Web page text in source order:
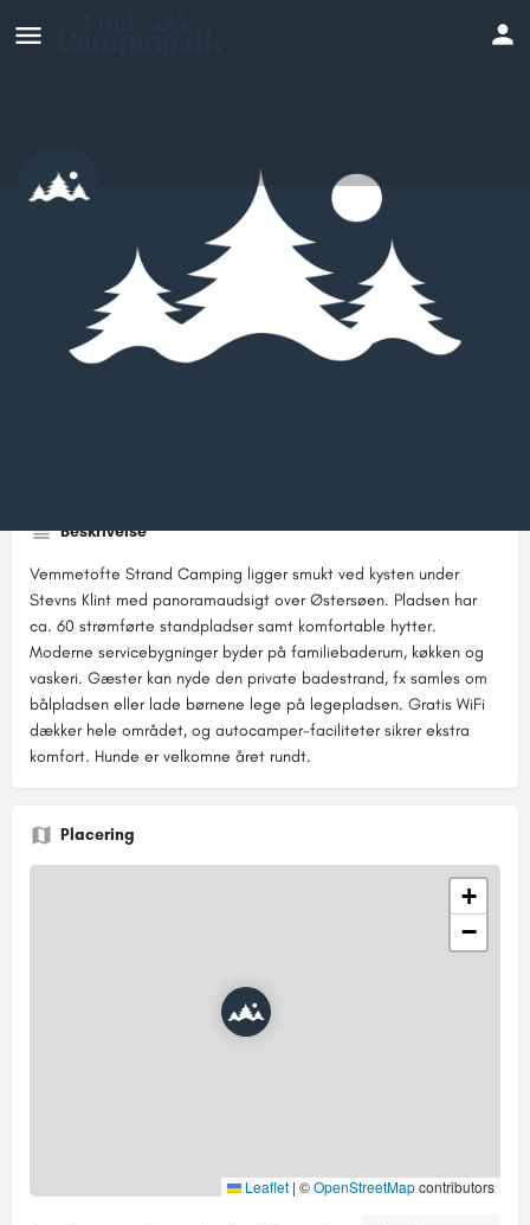
Vemmetofte Strand Camping
Hjemmeside
Beskrivelse
Vemmetofte Strand Camping ligger smukt ved kysten under
Stevns Klint med panoramaudsigt over Østersøen. Pladsen har
ca. 60 strømførte standpladser samt komfortable hytter.
Moderne servicebygninger byder på familiebaderum, køkken og
vaskeri. Gæster kan nyde den private badestrand, fx samles om
bålpladsen eller lade børnene lege på legepladsen. Gratis WiFi
dækker hele området, og autocamper-faciliteter sikrer ekstra
komfort. Hunde er velkomne året rundt.
Placering
+
−
Leaflet | ©OpenStreetMapcontributors